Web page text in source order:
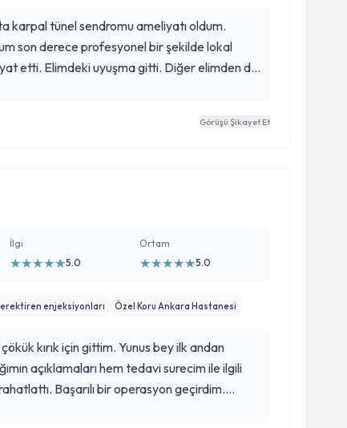
karpal tünel sendromu ameliyatı oldum.
son derece profesyonel bir şekilde lokal
etti. Elimdeki uyuşma gitti. Diğer elimden de
Kendisine güleryüzü ve ameliyatı için
Görüşü Şikayet Et
İlgi
★★★★★5.0
Ortam
★★★★★5.0
enjeksiyonları Özel Koru Ankara Hastanesi
kırık için gittim. Yunus bey ilk andan
açıklamaları hem tedavi surecim ile ilgili
Başarılı bir operasyon geçirdim.
açıklayıcı bilgileri sayesinde çok rahat bir